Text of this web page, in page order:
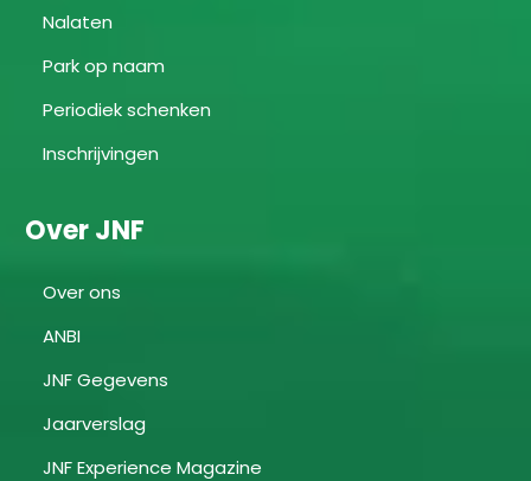
Nalaten
Park op naam
Periodiek schenken
Inschrijvingen
Over JNF
Over ons
ANBI
JNF Gegevens
Jaarverslag
JNF Experience Magazine